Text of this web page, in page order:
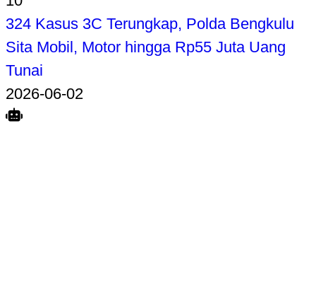
324 Kasus 3C Terungkap, Polda Bengkulu
Sita Mobil, Motor hingga Rp55 Juta Uang
Tunai
2026-06-02